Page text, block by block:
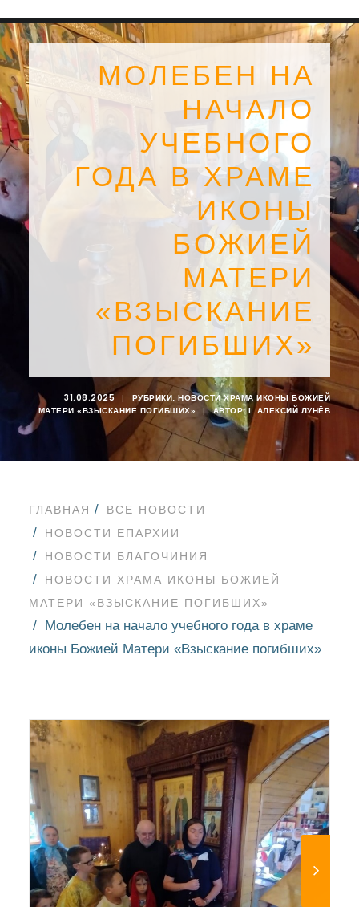
МОЛЕБЕН НА
НАЧАЛО
УЧЕБНОГО
ГОДА В ХРАМЕ
ИКОНЫ
БОЖИЕЙ
МАТЕРИ
«ВЗЫСКАНИЕ
ПОГИБШИХ»
31.08.2025 | РУБРИКИ: НОВОСТИ ХРАМА ИКОНЫ БОЖИЕЙ
МАТЕРИ «ВЗЫСКАНИЕ ПОГИБШИХ»
| АВТОР: I. АЛЕКСИЙ ЛУНЁВ
ГЛАВНАЯ
ВСЕ НОВОСТИ
НОВОСТИ ЕПАРХИИ
НОВОСТИ БЛАГОЧИНИЯ
НОВОСТИ ХРАМА ИКОНЫ БОЖИЕЙ
МАТЕРИ «ВЗЫСКАНИЕ ПОГИБШИХ»
Молебен на начало учебного года в храме
иконы Божией Матери «Взыскание погибших»